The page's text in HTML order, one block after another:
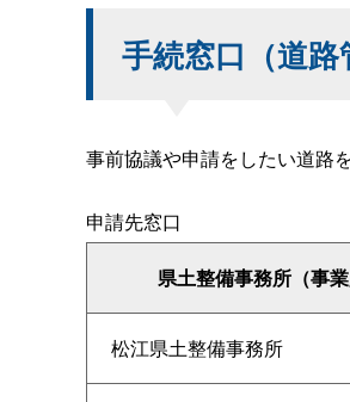
手続窓口（道路
事前協議や申請をしたい道路
申請先窓口
県土整備事務所（事
松江県土整備事務所